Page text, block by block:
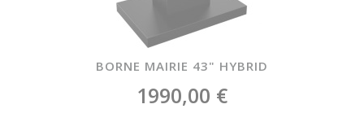
BORNE MAIRIE 43" HYBRID
1990,00 €